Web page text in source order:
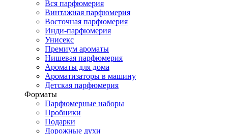
Вся парфюмерия
Винтажная парфюмерия
Восточная парфюмерия
Инди-парфюмерия
Унисекс
Премиум ароматы
Нишевая парфюмерия
Ароматы для дома
Ароматизаторы в машину
Детская парфюмерия
Форматы
Парфюмерные наборы
Пробники
Подарки
Дорожные духи